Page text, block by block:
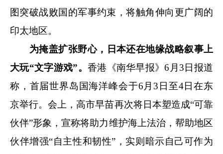
图突破战败国的军事约束，将触角伸向更广阔的
印太地区。
为掩盖扩张野心，日本还在地缘战略叙事上
大玩“文字游戏”。 香港《南华早报》6月3日报道
称，首届世界岛国海洋峰会于6月3日至4日在东
京举行。会上，高市早苗再次将日本塑造成“可靠
伙伴”形象，宣称将助力维护海上法治，帮助地区
伙伴增强“自主性和韧性”，实则暗示自己可作为